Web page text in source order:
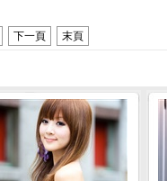
下一頁 末頁